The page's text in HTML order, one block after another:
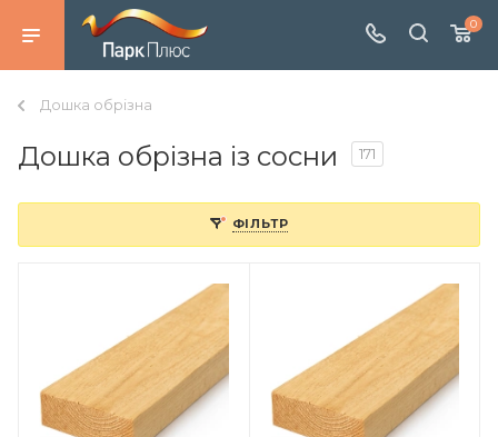
0
Дошка обрізна
Дошка обрізна із сосни 171
ФІЛЬТР